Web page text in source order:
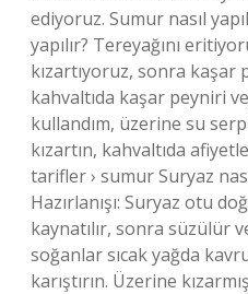
ediyoruz. Sumur nasıl
yapılır? Tereyağını
kızartıyoruz, sonra kaşar
kahvaltıda kaşar peyniri
kullandım, üzerine su
kızartın, kahvaltıda
tarifler › sumur Suryaz
Hazırlanışı: Suryaz otu
kaynatılır, sonra süzülür
soğanlar sıcak yağda
karıştırın. Üzerine